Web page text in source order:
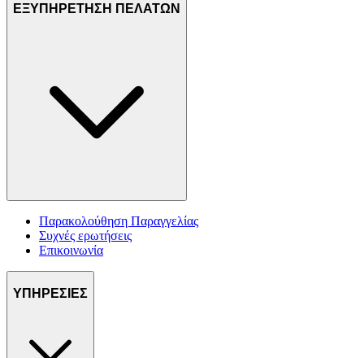
ΕΞΥΠΗΡΕΤΗΣΗ ΠΕΛΑΤΩΝ
Παρακολούθηση Παραγγελίας
Συχνές ερωτήσεις
Επικοινωνία
ΥΠΗΡΕΣΙΕΣ